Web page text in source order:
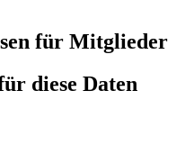
für Mitglieder
diese Daten